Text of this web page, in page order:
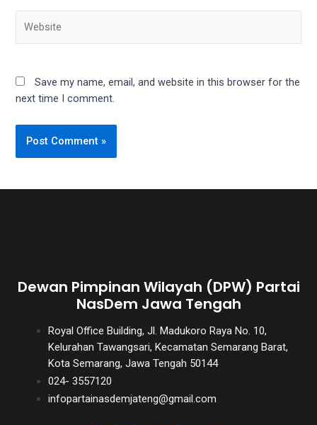
Save my name, email, and website in this browser for the
next time I comment.
Dewan Pimpinan Wilayah (DPW) Partai
NasDem Jawa Tengah
Royal Office Building, Jl. Madukoro Raya No. 10,
Kelurahan Tawangsari, Kecamatan Semarang Barat,
Kota Semarang, Jawa Tengah 50144
024- 3557120
infopartainasdemjateng@gmail.com